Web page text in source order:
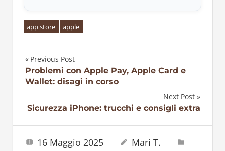
app store apple
Navigazione
Previous Post
Problemi con Apple Pay, Apple Card e
Wallet: disagi in corso
Next Post
Sicurezza iPhone: trucchi e consigli extra
16 Maggio 2025
Mari T.